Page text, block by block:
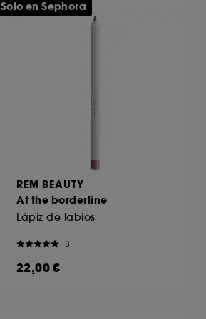
REM BEAUTY
At the borderline
Lápiz de labios
3
22,00 €
Solo en Sephora